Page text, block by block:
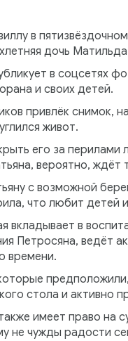
в
дочь
в
и своих детей.
привлёк снимок,
живот.
его за
вероятно, ждёт
с возможной
что любит детей
вкладывает в
Петросяна, ведёт
времени.
стола и активно
имеет право на
не чужды радости